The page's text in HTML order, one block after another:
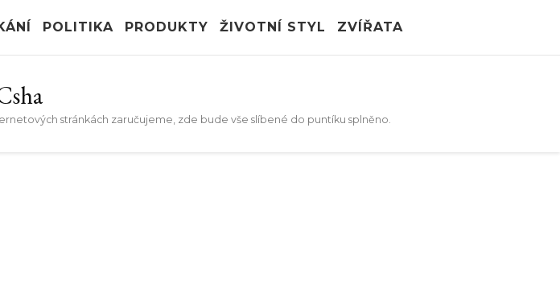
POLITIKA PRODUKTY ŽIVOTNÍ STYL ZVÍŘATA
stránkách zaručujeme, zde bude vše slíbené do puntíku splněno.